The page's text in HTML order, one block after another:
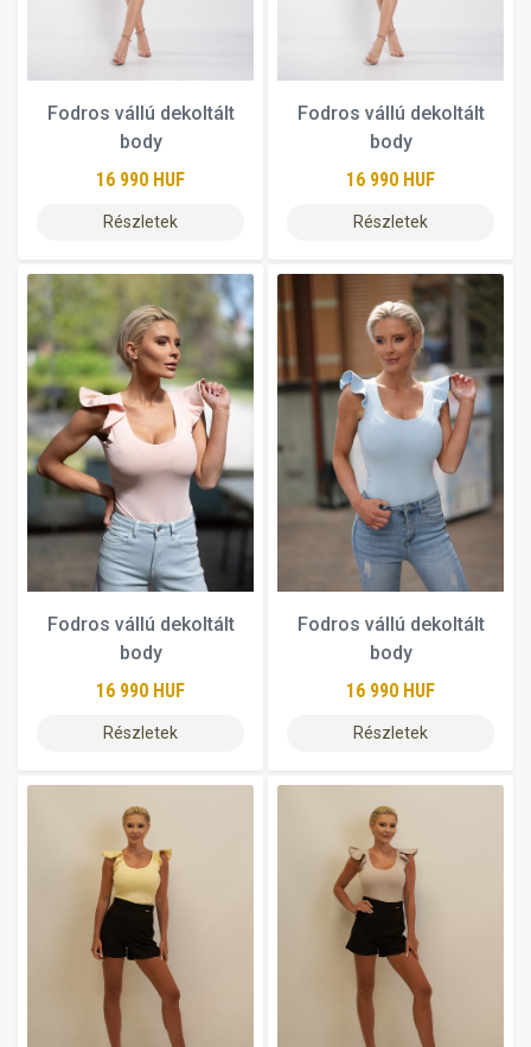
Fodros vállú dekoltált
body
16 990 HUF
Részletek
Fodros vállú dekoltált
body
16 990 HUF
Részletek
Fodros vállú dekoltált
body
16 990 HUF
Részletek
Fodros vállú dekoltált
body
16 990 HUF
Részletek